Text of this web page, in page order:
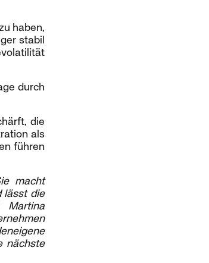
haben,
stabil
durch
die
als
führen
macht
lässt die
Martina
nächste